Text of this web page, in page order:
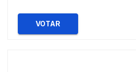
VOTAR